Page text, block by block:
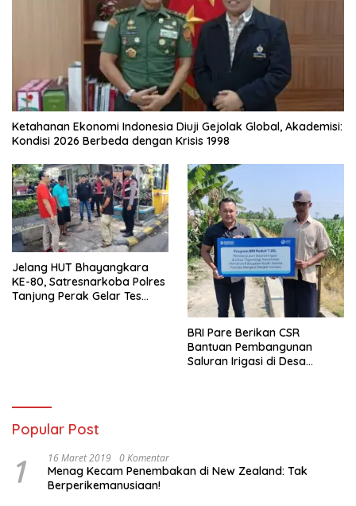
Ketahanan Ekonomi Indonesia Diuji Gejolak Global, Akademisi:
Kondisi 2026 Berbeda dengan Krisis 1998
Jelang HUT Bhayangkara
KE-80, Satresnarkoba Polres
Tanjung Perak Gelar Tes
BRI Pare Berikan CSR
Bantuan Pembangunan
Saluran Irigasi di Desa
Popular Post
1 16 Maret 2019 0 Komentar
Menag Kecam Penembakan di New Zealand: Tak
Berperikemanusiaan!